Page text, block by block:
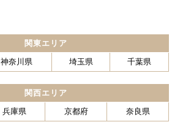
関東エリア
神奈川県 埼玉県 千葉県
関西エリア
兵庫県 京都府 奈良県